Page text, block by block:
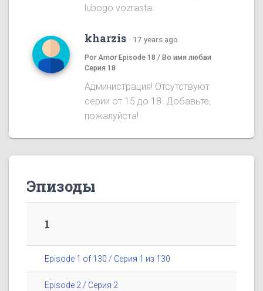
lubogo vozrasta.
kharzis · 17 years ago
Por Amor Episode 18 / Во имя любви
Серия 18
Администрация! Отсутствуют
серии от 15 до 18. Добавьте,
пожалуйста!
Эпизоды
1
Episode 1 of 130 / Серия 1 из 130
Episode 2 / Серия 2